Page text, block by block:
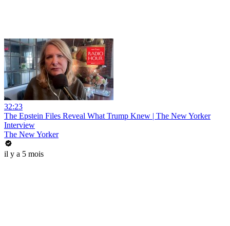
32:23
The Epstein Files Reveal What Trump Knew | The New Yorker
Interview
The New Yorker
il y a 5 mois